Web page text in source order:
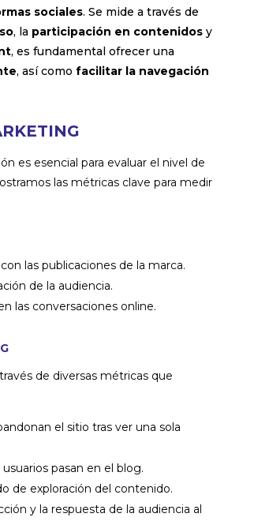
sociales. Se mide a través de
, la participación en contenidos y
, es fundamental ofrecer una
, así comofacilitar la navegación
es esencial para evaluar el nivel de
las métricas clave para medir
las publicaciones de la marca.
de la audiencia.
las conversaciones online.
de diversas métricas que
el sitio tras ver una sola
pasan en el blog.
de exploración del contenido.
y la respuesta de la audiencia al